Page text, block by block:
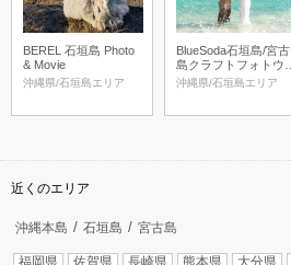
BEREL 石垣島 Photo
& Movie
沖縄県/石垣島エリア
BlueSoda石垣島/宮古
島クラフトフォトウェ
ディング
沖縄県/石垣島エリア
近くのエリア
沖縄本島 石垣島 宮古島
福岡県 佐賀県 長崎県 熊本県 大分県